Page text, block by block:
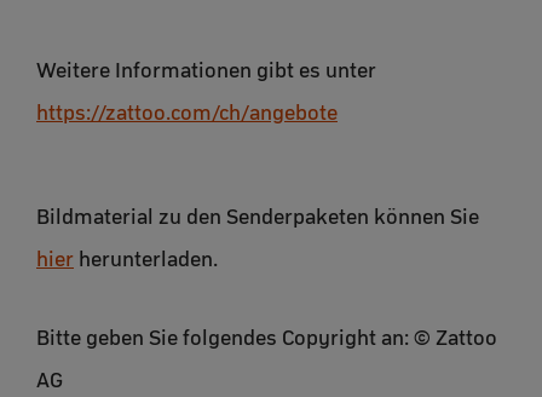
Weitere Informationen gibt es unter
https://zattoo.com/ch/angebote
Bildmaterial zu den Senderpaketen können Sie
hier herunterladen.
Bitte geben Sie folgendes Copyright an: © Zattoo
AG